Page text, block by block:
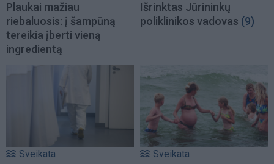
Plaukai mažiau
riebaluosis: į šampūną
tereikia įberti vieną
ingredientą
Išrinktas Jūrininkų
poliklinikos vadovas (9)
Sveikata Sveikata